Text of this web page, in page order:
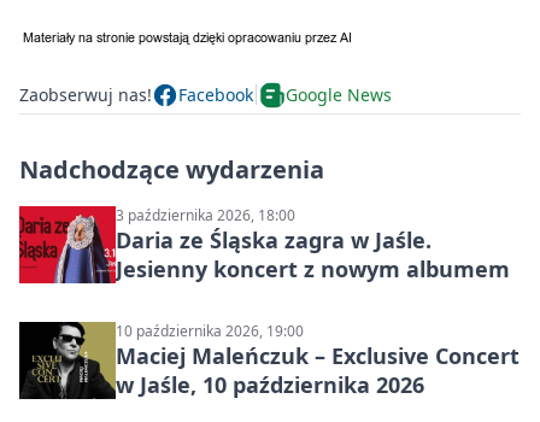
Zaobserwuj nas! Facebook Google News
Nadchodzące wydarzenia
3 października 2026, 18:00
Daria ze Śląska zagra w Jaśle.
Jesienny koncert z nowym albumem
10 października 2026, 19:00
Maciej Maleńczuk – Exclusive Concert
w Jaśle, 10 października 2026